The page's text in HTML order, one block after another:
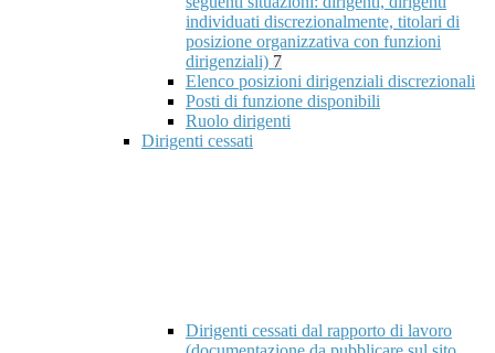
individuati discrezionalmente, titolari di
posizione organizzativa con funzioni
dirigenziali) 7
Elenco posizioni dirigenziali discrezionali
Posti di funzione disponibili
Ruolo dirigenti
Dirigenti cessati
Dirigenti cessati dal rapporto di lavoro